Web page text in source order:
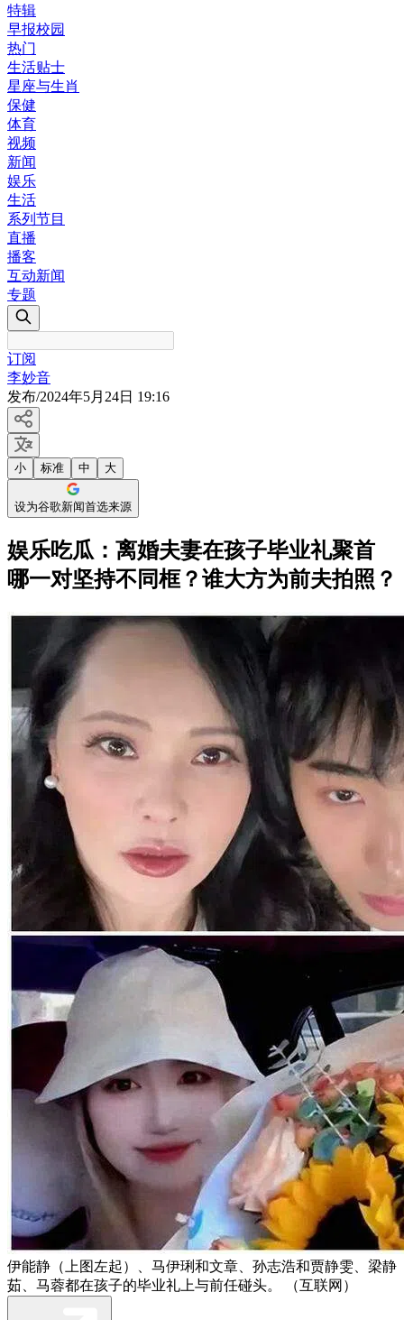
特辑
早报校园
热门
生活贴士
星座与生肖
保健
体育
视频
新闻
娱乐
生活
系列节目
直播
播客
互动新闻
专题
订阅
李妙音
发布/2024年5月24日 19:16
小 标准 中 大
设为谷歌新闻首选来源
娱乐吃瓜：离婚夫妻在孩子毕业礼聚首
哪一对坚持不同框？谁大方为前夫拍照？
伊能静（上图左起）、马伊琍和文章、孙志浩和贾静雯、梁静
茹、马蓉都在孩子的毕业礼上与前任碰头。 （互联网）